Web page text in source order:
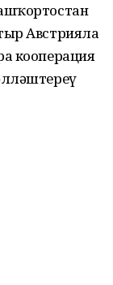
Австрияла
кооперация